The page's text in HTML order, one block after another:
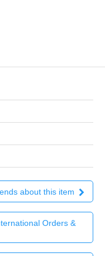
about this item
Orders &